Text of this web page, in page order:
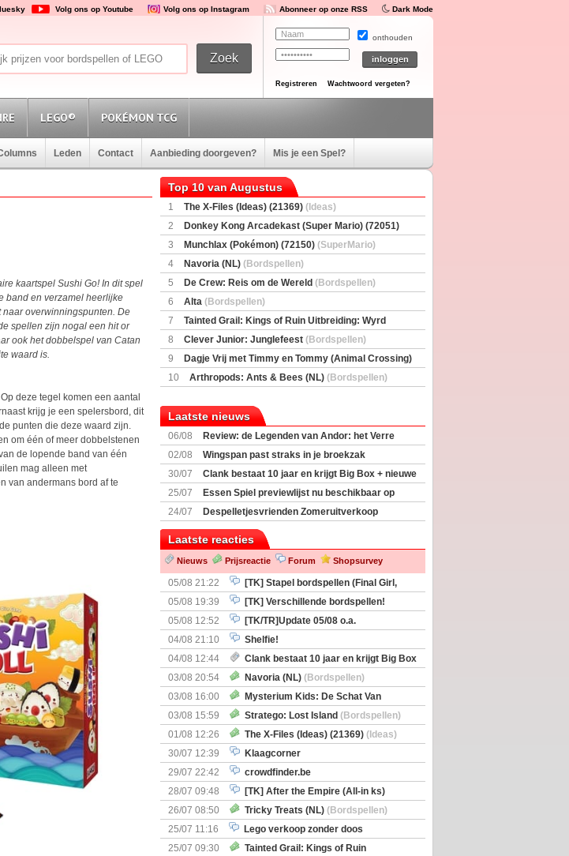
Volg ons op Youtube Volg ons op Instagram Abonneer op onze RSS Dark Mode
onthouden
Registreren Wachtwoord vergeten?
LEGO® POKÉMON TCG
Leden Contact Aanbieding doorgeven? Mis je een Spel?
kaartspel Sushi Go! In dit spel
band en verzamel heerlijke
naar overwinningspunten. De
spellen zijn nogal een hit or
ook het dobbelspel van Catan
waard is.
deze tegel komen een aantal
krijg je een spelersbord, dit
punten die deze waard zijn.
om één of meer dobbelstenen
de lopende band van één
mag alleen met
van andermans bord af te
Top 10 van Augustus
1 The X-Files (Ideas) (21369) (Ideas)
2
Donkey Kong Arcadekast (Super Mario) (72051)
(SuperMario)
3 Munchlax (Pokémon) (72150) (SuperMario)
4
Navoria (NL) (Bordspellen)
5
De Crew: Reis om de Wereld (Bordspellen)
6
Alta (Bordspellen)
7
Tainted Grail: Kings of Ruin Uitbreiding: Wyrd
Encounters(Bordspellen)
8 Clever Junior: Junglefeest (Bordspellen)
9
Dagje Vrij met Timmy en Tommy (Animal Crossing)
(77059)(Ideas)
10 Arthropods: Ants & Bees (NL) (Bordspellen)
Laatste nieuws
06/08
Review: de Legenden van Andor: het Verre
Land
02/08
Wingspan past straks in je broekzak
30/07
Clank bestaat 10 jaar en krijgt Big Box + nieuwe
uitbreiding
25/07
Essen Spiel previewlijst nu beschikbaar op
Boardgamegeek
24/07
Despelletjesvrienden Zomeruitverkoop
Laatste reacties
Nieuws Prijsreactie Forum Shopsurvey
05/08 21:22
[TK] Stapel bordspellen (Final Girl,
Nemesis Retaliation, Zombicide Invader)
05/08 19:39
[TK] Verschillende bordspellen!
05/08 12:52
[TK/TR]Update 05/08 o.a.
Prijsverlagingen, Imperium Horizons, 20 Strong
04/08 21:10
Shelfie!
04/08 12:44
Clank bestaat 10 jaar en krijgt Big Box
+ nieuwe uitbreiding
03/08 20:54 Navoria (NL) (Bordspellen)
03/08 16:00
Mysterium Kids: De Schat Van
Kapitein Boe
(Bordspellen)
03/08 15:59 Stratego: Lost Island (Bordspellen)
01/08 12:26
The X-Files (Ideas) (21369) (Ideas)
30/07 12:39
Klaagcorner
29/07 22:42
crowdfinder.be
28/07 09:48
[TK] After the Empire (All-in ks)
26/07 08:50
Tricky Treats (NL) (Bordspellen)
25/07 11:16
Lego verkoop zonder doos
25/07 09:30
Tainted Grail: Kings of Ruin